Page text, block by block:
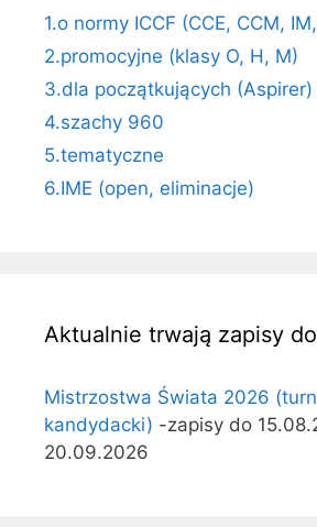
1.o normy ICCF (CCE, CCM,
2.promocyjne (klasy O, H, M)
3.dla początkujących (Aspirer)
4.szachy 960
5.tematyczne
6.IME (open, eliminacje)
Aktualnie trwają zapisy
Mistrzostwa Świata 2026
kandydacki) -zapisy do
20.09.2026